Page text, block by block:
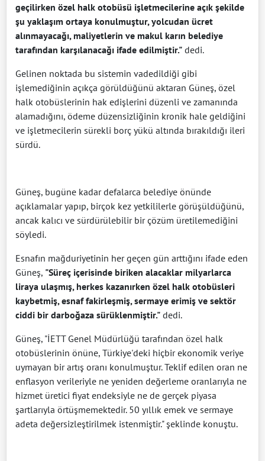
geçilirken özel halk otobüsü işletmecilerine açık şekilde
şu yaklaşım ortaya konulmuştur, yolcudan ücret
alınmayacağı, maliyetlerin ve makul karın belediye
tarafından karşılanacağı ifade edilmiştir." dedi.
Gelinen noktada bu sistemin vadedildiği gibi
işlemediğinin açıkça görüldüğünü aktaran Güneş, özel
halk otobüslerinin hak edişlerini düzenli ve zamanında
alamadığını, ödeme düzensizliğinin kronik hale geldiğini
ve işletmecilerin sürekli borç yükü altında bırakıldığı ileri
sürdü.
Güneş, bugüne kadar defalarca belediye önünde
açıklamalar yapıp, birçok kez yetkililerle görüşüldüğünü,
ancak kalıcı ve sürdürülebilir bir çözüm üretilemediğini
söyledi.
Esnafın mağduriyetinin her geçen gün arttığını ifade eden
Güneş, "Süreç içerisinde biriken alacaklar milyarlarca
liraya ulaşmış, herkes kazanırken özel halk otobüsleri
kaybetmiş, esnaf fakirleşmiş, sermaye erimiş ve sektör
ciddi bir darboğaza sürüklenmiştir." dedi.
Güneş, "İETT Genel Müdürlüğü tarafından özel halk
otobüslerinin önüne, Türkiye'deki hiçbir ekonomik veriye
uymayan bir artış oranı konulmuştur. Teklif edilen oran ne
enflasyon verileriyle ne yeniden değerleme oranlarıyla ne
hizmet üretici fiyat endeksiyle ne de gerçek piyasa
şartlarıyla örtüşmemektedir. 50 yıllık emek ve sermaye
adeta değersizleştirilmek istenmiştir." şeklinde konuştu.